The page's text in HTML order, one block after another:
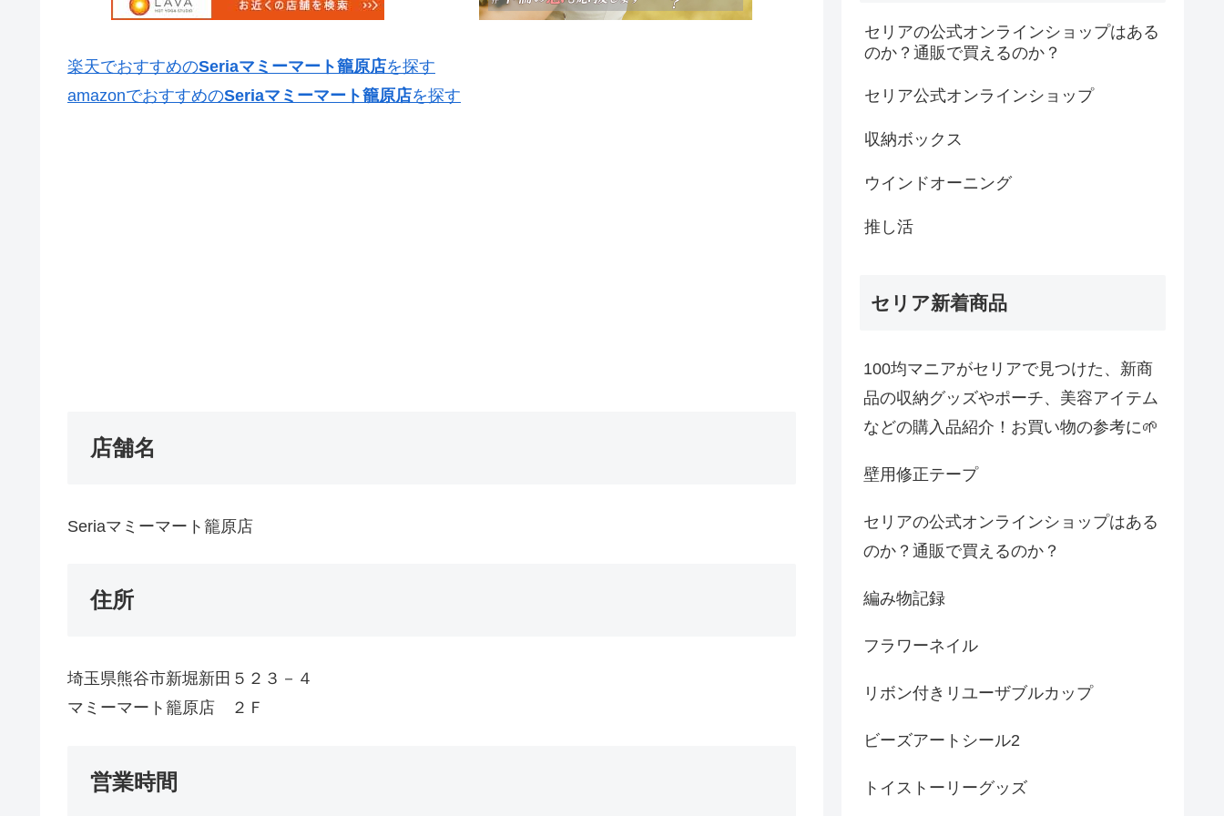
楽天でおすすめのSeriaマミーマート籠原店を探す
amazonでおすすめのSeriaマミーマート籠原店を探す
店舗名
Seriaマミーマート籠原店
住所
埼玉県熊谷市新堀新田５２３－４
マミーマート籠原店 ２Ｆ
営業時間
セリアの公式オンラインショップはある
のか？通販で買えるのか？
セリア公式オンラインショップ
収納ボックス
ウインドオーニング
推し活
セリア新着商品
100均マニアがセリアで見つけた、新商
品の収納グッズやポーチ、美容アイテム
などの購入品紹介！お買い物の参考に🌱
壁用修正テープ
セリアの公式オンラインショップはある
のか？通販で買えるのか？
編み物記録
フラワーネイル
リボン付きリユーザブルカップ
ビーズアートシール2
トイストーリーグッズ